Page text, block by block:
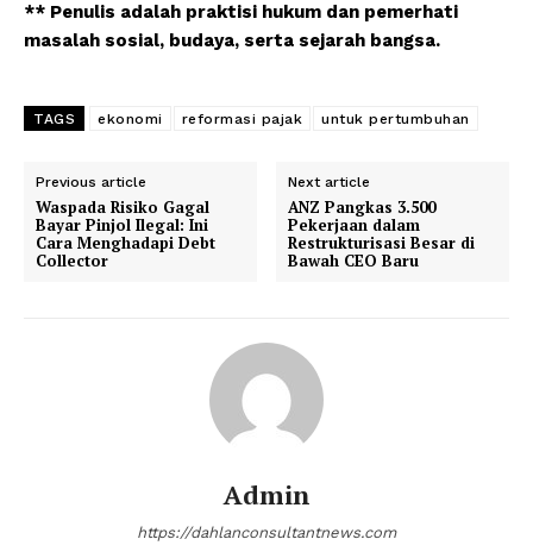
** Penulis adalah praktisi hukum dan pemerhati
masalah sosial, budaya, serta sejarah bangsa.
TAGS ekonomi reformasi pajak untuk pertumbuhan
Previous article
Waspada Risiko Gagal
Bayar Pinjol Ilegal: Ini
Cara Menghadapi Debt
Collector
Next article
ANZ Pangkas 3.500
Pekerjaan dalam
Restrukturisasi Besar di
Bawah CEO Baru
Admin
https://dahlanconsultantnews.com